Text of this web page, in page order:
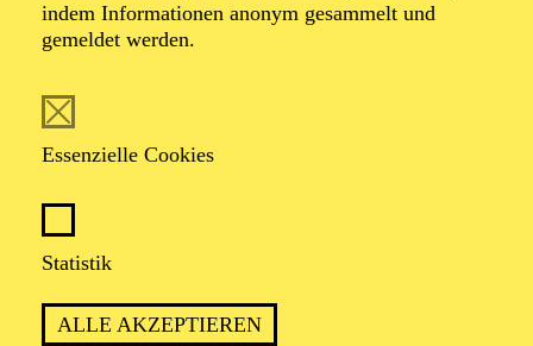
indem Informationen anonym gesammelt und
gemeldet werden.
Essenzielle Cookies
Statistik
ALLE AKZEPTIEREN
unterschiedlichen Alters (10–13, ab 14 Jahren)